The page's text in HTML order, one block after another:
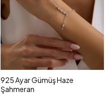
925 Ayar Gümüş Haze
Şahmeran